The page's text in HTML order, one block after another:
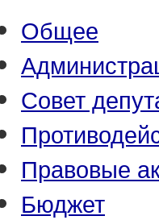
Общее
Совет
Правовые
Бюджет